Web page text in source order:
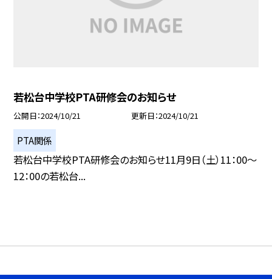
若松台中学校PTA研修会のお知らせ
公開日 2024/10/21 更新日 2024/10/21
PTA関係
若松台中学校PTA研修会のお知らせ11月9日（土）11：00〜
12：00の若松台...